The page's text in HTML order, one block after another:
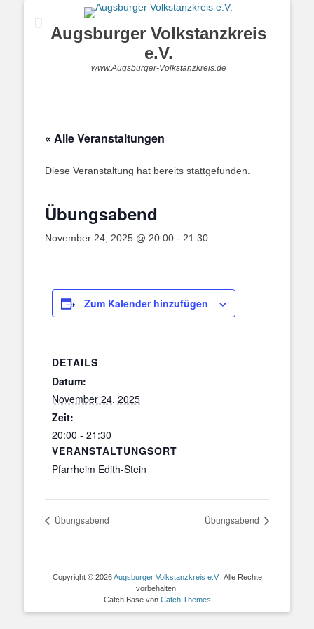
Augsburger Volkstanzkreis
e.V.
www.Augsburger-Volkstanzkreis.de
« Alle Veranstaltungen
Diese Veranstaltung hat bereits stattgefunden.
Übungsabend
November 24, 2025 @ 20:00 - 21:30
Zum Kalender hinzufügen
DETAILS
Datum:
November 24, 2025
Zeit:
20:00 - 21:30
VERANSTALTUNGSORT
Pfarrheim Edith-Stein
Übungsabend Übungsabend
Copyright © 2026Augsburger Volkstanzkreis e.V. . Alle Rechte
vorbehalten.
Catch Base von Catch Themes